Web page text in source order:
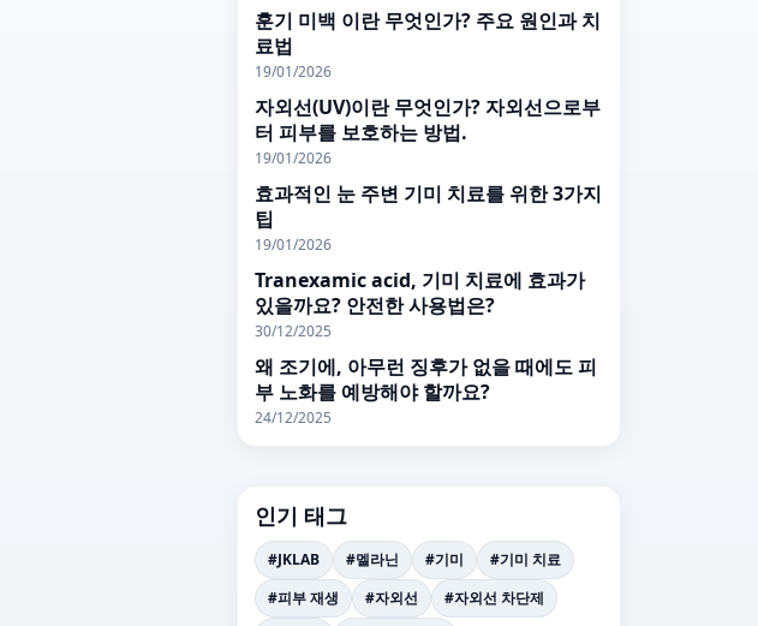
훈기 미백 이란 무엇인가? 주요 원인과 치
료법
19/01/2026
자외선(UV)이란 무엇인가? 자외선으로부
터 피부를 보호하는 방법.
19/01/2026
효과적인 눈 주변 기미 치료를 위한 3가지
팁
19/01/2026
Tranexamic acid, 기미 치료에 효과가
있을까요? 안전한 사용법은?
30/12/2025
왜 조기에, 아무런 징후가 없을 때에도 피
부 노화를 예방해야 할까요?
24/12/2025
인기 태그
#JKLAB #멜라닌 #기미
#기미 치료
#피부 재생
#자외선 #자외선 차단제